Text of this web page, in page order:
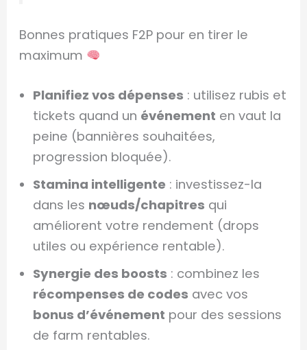
Bonnes pratiques F2P pour en tirer le
maximum
Planifiez vos dépenses : utilisez rubis et
tickets quand un événement en vaut la
peine (bannières souhaitées,
progression bloquée).
Stamina intelligente : investissez-la
dans les nœuds/chapitres qui
améliorent votre rendement (drops
utiles ou expérience rentable).
Synergie des boosts : combinez les
récompenses de codes avec vos
bonus d’événement pour des sessions
de farm rentables.